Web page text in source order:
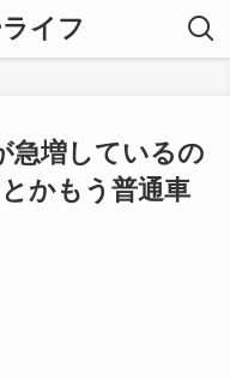
イフ
急増しているの
かもう普通車